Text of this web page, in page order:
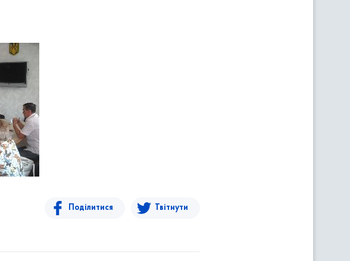
Поділитися Твітнути